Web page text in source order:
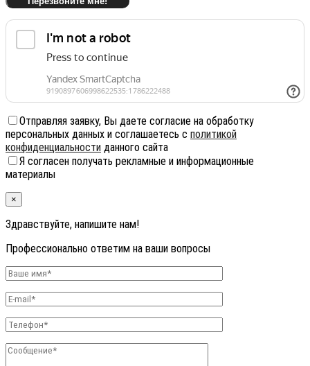
Отправляя заявку, Вы даете согласие на обработку
персональных данных и соглашаетесь с политикой
конфиденциальности данного сайта
Я согласен получать рекламные и информационные
материалы
×
Здравствуйте, напишите нам!
Профессионально ответим на ваши вопросы